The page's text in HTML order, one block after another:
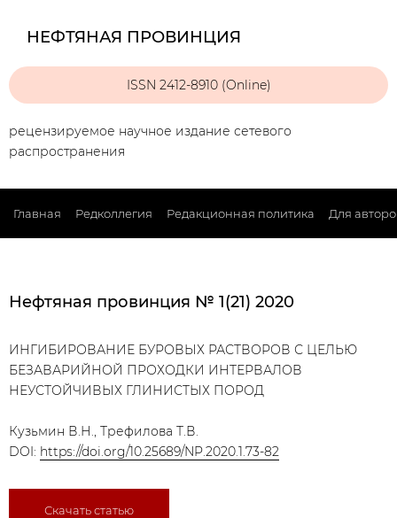
НЕФТЯНАЯ ПРОВИНЦИЯ
ISSN 2412-8910 (Online)
рецензируемое научное издание сетевого
распространения
Главная Редколлегия Редакционная политика Для
Нефтяная провинция № 1(21) 2020
ИНГИБИРОВАНИЕ БУРОВЫХ РАСТВОРОВ С ЦЕЛЬЮ
БЕЗАВАРИЙНОЙ ПРОХОДКИ ИНТЕРВАЛОВ
НЕУСТОЙЧИВЫХ ГЛИНИСТЫХ ПОРОД
Кузьмин В.Н., Трефилова Т.В.
DOI: https://doi.org/10.25689/NP.2020.1.73-82
Скачать статью